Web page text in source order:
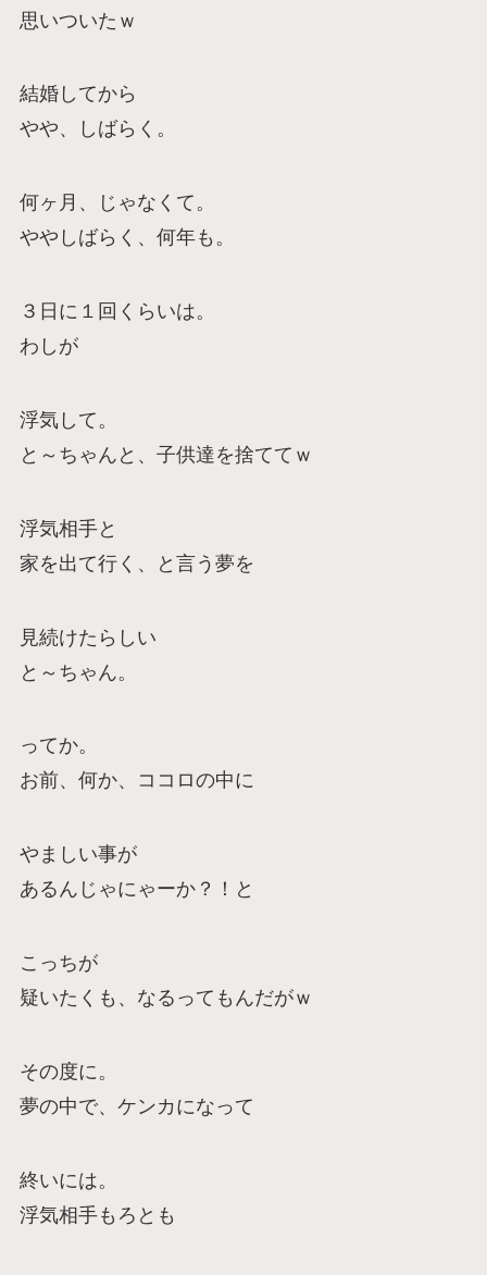
思いついたｗ
結婚してから
やや、しばらく。
何ヶ月、じゃなくて。
ややしばらく、何年も。
３日に１回くらいは。
わしが
浮気して。
と～ちゃんと、子供達を捨ててｗ
浮気相手と
家を出て行く、と言う夢を
見続けたらしい
と～ちゃん。
ってか。
お前、何か、ココロの中に
やましい事が
あるんじゃにゃーか？！と
こっちが
疑いたくも、なるってもんだがｗ
その度に。
夢の中で、ケンカになって
終いには。
浮気相手もろとも